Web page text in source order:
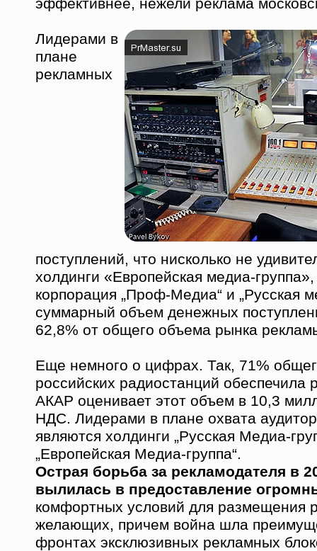
Лидерами в
плане
рекламных
поступлений, что нисколько не
холдинги «Европейская медиа-
корпорация „Проф-Медиа“ и „Русская
суммарный объем денежных
62,8% от общего объема рынка
Еще немного о цифрах. Так, 71%
российских радиостанций обеспечила
АКАР оценивает этот объем в 10,3
НДС. Лидерами в плане охвата
являются холдинги „Русская Медиа-
„Европейская Медиа-группа“.
Острая борьба за рекламодателя в
вылилась в предоставление
комфортных условий для размещения
желающих, причем война шла
фронтах эксклюзивных рекламных